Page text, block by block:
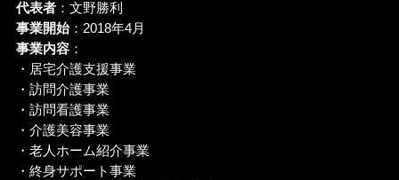
代表者：文野勝利
事業開始：2018年4月
事業内容：
・居宅介護支援事業
・訪問介護事業
・訪問看護事業
・介護美容事業
・老人ホーム紹介事業
・終身サポート事業